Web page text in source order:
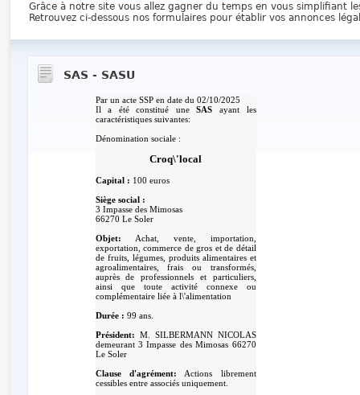
Grâce à notre site vous allez gagner du temps en vous simplifiant
Retrouvez ci-dessous nos formulaires pour établir vos annonces
SAS - SASU
Par un acte SSP en date du 02/10/2025
Il a été constitué uneSAS ayant les
caractéristiques suivantes:
Dénomination sociale :
Croq\'local
Capital : 100 euros
Siège social :
3 Impasse des Mimosas
66270 Le Soler
Objet: Achat, vente, importation,
exportation, commerce de gros et de détail
de fruits, légumes, produits alimentaires et
agroalimentaires, frais ou transformés,
auprès de professionnels et particuliers,
ainsi que toute activité connexe ou
complémentaire liée à l\'alimentation
Durée : 99 ans.
Président: M. SILBERMANN NICOLAS
demeurant 3 Impasse des Mimosas 66270
Le Soler
Clause d'agrément: Actions librement
cessibles entre associés uniquement.